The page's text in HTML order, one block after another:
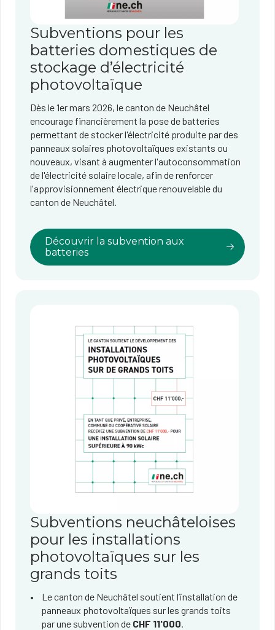
Subventions pour les
batteries domestiques de
stockage d’électricité
photovoltaïque
Dès le 1er mars 2026, le canton de Neuchâtel
encourage financièrement la pose de batteries
permettant de stocker l'électricité produite par des
panneaux solaires photovoltaïques existants ou
nouveaux, visant à augmenter l'autoconsommation
de l'électricité solaire locale, afin de renforcer
l'approvisionnement électrique renouvelable du
canton de Neuchâtel.
Découvrir la subvention aux
batteries​
Subventions neuchâteloises
pour les installations
photovoltaïques sur les
grands toits
​Le canton de Neuchâtel soutient l’installation de
panneaux photovoltaïques sur les grands toits
par une subvention de CHF 11'000.